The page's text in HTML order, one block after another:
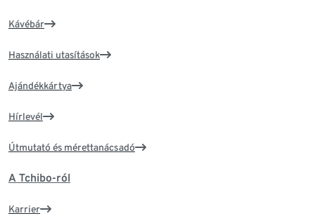
Kávébár
Használati utasítások
Ajándékkártya
Hírlevél
Útmutató és mérettanácsadó
A Tchibo-ról
Karrier